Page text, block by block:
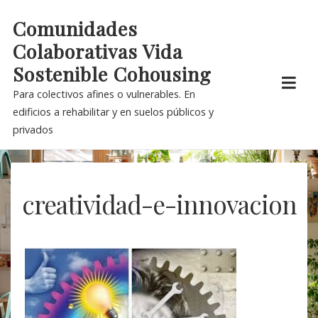
content
Comunidades
Colaborativas Vida
Sostenible Cohousing
Para colectivos afines o vulnerables. En
edificios a rehabilitar y en suelos públicos y
privados
creatividad-e-innovacion